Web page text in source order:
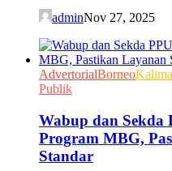
adminNov 27, 2025
AdvertorialBorneo
Publik
Wabup dan Sekda
Program MBG,
Standar